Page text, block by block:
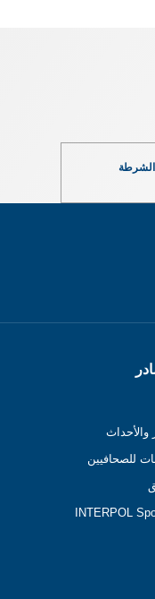
الشرطة
والأحداث
للصحافيين
INTERPOL